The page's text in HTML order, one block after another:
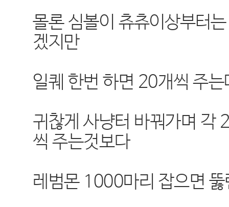
몰론 심볼이 츄츄이상부터는
겠지만
일퀘 한번 하면 20개씩 주는
귀찮게 사냥터 바꿔가며 각
씩 주는것보다
레범몬 1000마리 잡으면